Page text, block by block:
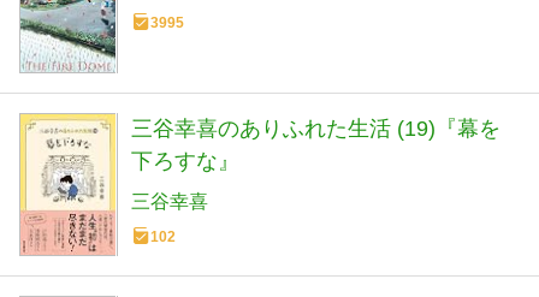
3995
三谷幸喜のありふれた生活 (19)『幕を
下ろすな』
三谷幸喜
102